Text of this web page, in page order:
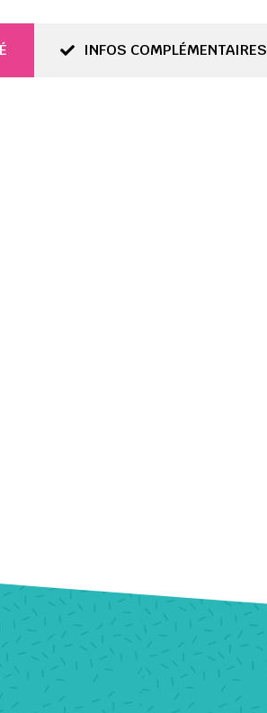
INFOS COMPLÉMENTAIRES